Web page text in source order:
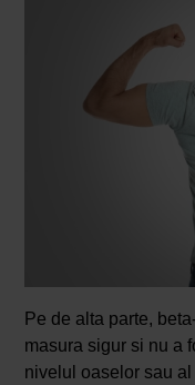
Pe de alta parte,
masura sigur si nu a
nivelul oaselor sau